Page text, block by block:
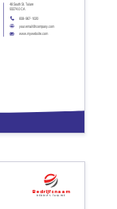
www.mywebsite.com
48 South St. Tulare
93274.0 CA
608-967-1020
your.email@company.com
Bedrijfsnaam
Bedrijfs tagline